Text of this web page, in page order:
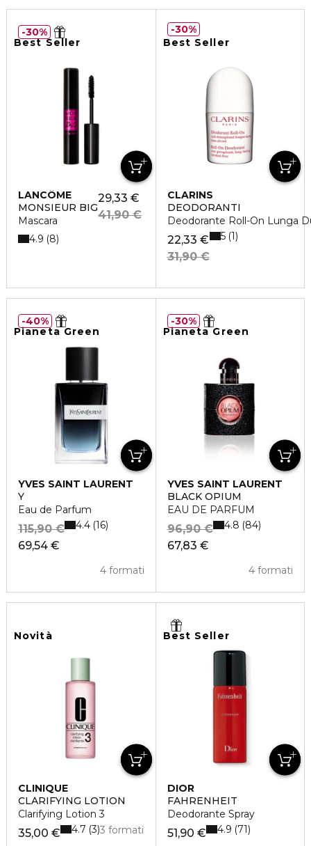
Best Seller
LANCÔME
MONSIEUR BIG
Mascara
29,33 €
41,90 €
4.9 8
30%
Best Seller
CLARINS
DEODORANTI
Deodorante Roll-On Lunga
22,33 €
31,90 €
5 1
30%
Pianeta Green
YVES SAINT LAURENT
Y
Eau de Parfum
69,54 €
115,90 €
4 formati
4.4 16
40%
Pianeta Green
YVES SAINT LAURENT
BLACK OPIUM
EAU DE PARFUM
67,83 €
96,90 €
4 formati
4.8 84
30%
Novità
CLINIQUE
CLARIFYING LOTION
Clarifying Lotion 3
35,00 € 3 formati
4.7 3
Best Seller
DIOR
FAHRENHEIT
Deodorante Spray
51,90 € 4.9 71